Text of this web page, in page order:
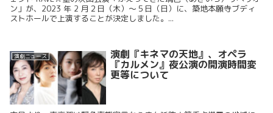
ン」が、2023 年 2 月２日（木）～５日（日）に、築地本願寺ブディ
ストホールで上演することが決定しました。...
演劇ニュース 演劇『キネマの天地』、オペラ
『カルメン』夜公演の開演時間変
更等について